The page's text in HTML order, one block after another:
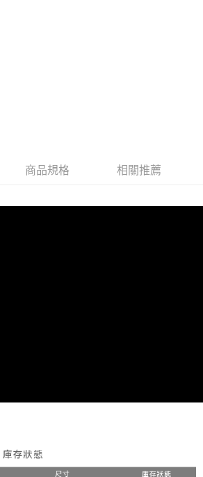
內提供個人資料，並將交易相關給付款項請求債
公司。
，請瀏覽以下網址：
徵得法定代理人或監護人之同意方可使用
經同意申辦者引起之損失，本公司不負相關責
」時，將依據個別帳號之用戶狀況，依本公司即
；若仍有額度不足之情形，本公司將視審查結果
商品規格 相關推薦